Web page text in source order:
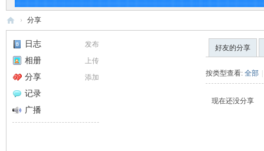
白
码
› 分享
发布
日志
上传
相册
添加
分享
记录
广播
好友的分享
按类型查看: 全部 |
现在还没分享